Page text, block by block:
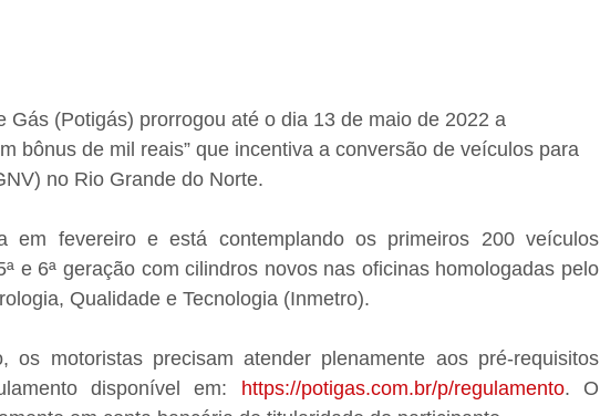
Gás (Potigás) prorrogou até o dia 13 de maio de 2022 a
bônus de mil reais” que incentiva a conversão de veículos para
no Rio Grande do Norte.
em fevereiro e está contemplando os primeiros 200 veículos
e 6ª geração com cilindros novos nas oficinas homologadas pelo
Qualidade e Tecnologia (Inmetro).
os motoristas precisam atender plenamente aos pré-requisitos
disponível em:
https://potigas.com.br/p/regulamento. O